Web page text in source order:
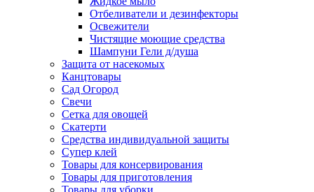
Отбеливатели и дезинфекторы
Освежители
Чистящие моющие средства
Шампуни Гели д/душа
Защита от насекомых
Канцтовары
Сад Огород
Свечи
Сетка для овощей
Скатерти
Средства индивидуальной защиты
Супер клей
Товары для консервирования
Товары для приготовления
Товары для уборки